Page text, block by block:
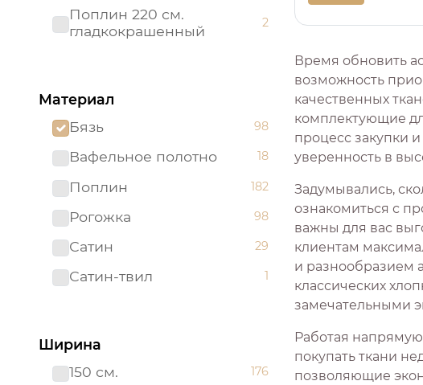
Поплин 220 см.
гладкокрашенный
2
Рогожка 150 см.
Сатин 220 см 19
Сатин 220 см.
гладкокрашенный
9
Сатин-твил 220 см 1
Материал
Бязь
98
Вафельное полотно 18
Поплин 182
Рогожка 98
Сатин 29
Сатин-твил 1
Ширина
150 см.
176
Время обновить
возможность
качественных
комплектующие
процесс закупки
уверенность в
Задумывались,
ознакомиться с
важны для вас
клиентам
и разнообразием
классических
замечательными
Работая
покупать ткани
позволяющие